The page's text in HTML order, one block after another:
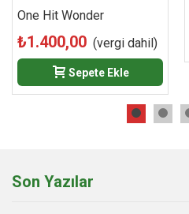
One Hit Wonder
₺1.400,00 (vergi dahil)
Sepete Ekle
Son Yazılar